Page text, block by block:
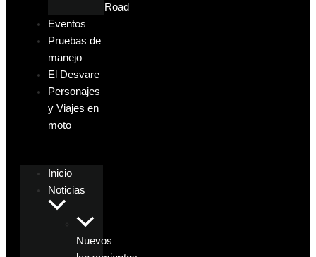
Road
Eventos
Pruebas de
manejo
El Desvare
Personajes
y Viajes en
moto
Inicio
Noticias
Nuevos